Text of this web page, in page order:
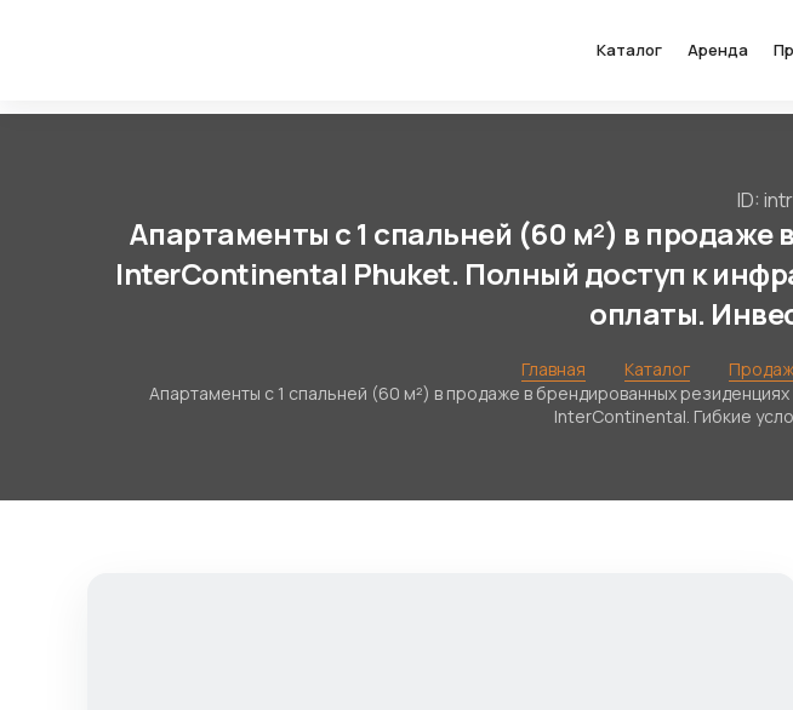
Каталог Аренда
ID:
Апартаменты с 1 спальней (60 м²) в
InterContinental Phuket. Полный доступ к
оплаты.
Главная Каталог
Апартаменты с 1 спальней (60 м²) в продаже в брендированных
InterContinental. Гибкие